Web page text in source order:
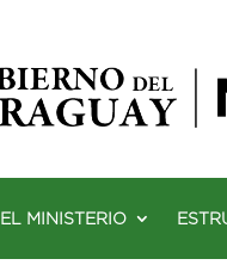
EL MINISTERIO